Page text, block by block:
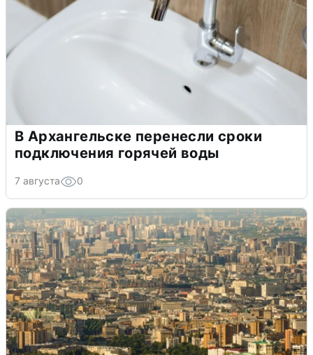
В Архангельске перенесли сроки
подключения горячей воды
7 августа 0